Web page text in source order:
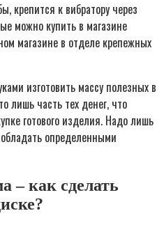
крепится к вибратору через
можно купить в магазине
магазине в отделе крепежных
изготовить массу полезных в
лишь часть тех денег, что
готового изделия. Надо лишь
определенными
– как сделать